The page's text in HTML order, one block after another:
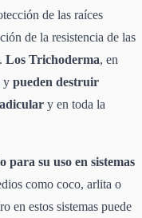
de las raíces
de la resistencia de las
Los Trichoderma, en
y pueden destruir
y en toda la
para su uso en sistemas
como coco, arlita o
en estos sistemas puede